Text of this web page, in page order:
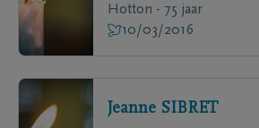
Hotton - 75 jaar
10/03/2016
Jeanne SIBRET